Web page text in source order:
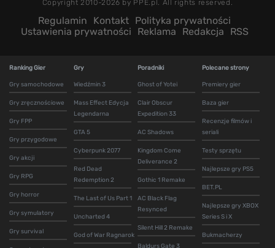
Copyright 2010-2026 by PPE.pl. All rights reserved.
Regulamin Kontakt Polityka prywatności
Ustawienia prywatności
Reklama Redakcja RSS
Ranking Gier
Gry samochodowe
Gry zręcznościowe
Gry FPP
Gry przygodowe
Gry akcji
Gry RPG
Gry horror
Gry symulatory
Gry survival
Gry
Wiedźmin 3
Mass Effect Edycja
Legendarna
GTA 5
Cyberpunk 2077
Red Dead
Redemption 2
The Last of Us Part 1
Uncharted 4
God of War Ragnarok
Poradniki
Ghost of Yotei
Clair Obscur
Expedition 33
AC Shadows
Kingdom Come
Deliverance 2
Gothic 1 Remake
AC Black Flag
Resynced
Silent Hill 2 Remake
Baldurs Gate 3
Polecane strony
Premiery gier
Baza gier
Recenzje filmów i
seriali
Testy sprzętu
Najlepsze gry PS5
BET.PL
Najlepsze gry XBOX
Series S i X
Bukmacherzy